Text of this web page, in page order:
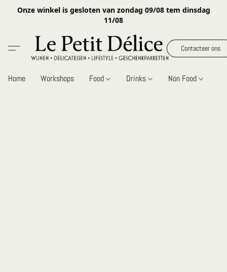
Onze winkel is gesloten van zondag 09/08 tem dinsdag
11/08
Contacteer ons
Home Workshops Food Drinks Non Food